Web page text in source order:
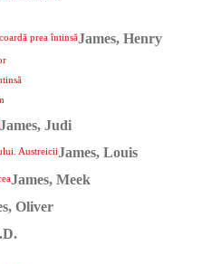
James, Henry
prea întinsă
James, Judi
James, Louis
Austreicii
James, Meek
Oliver